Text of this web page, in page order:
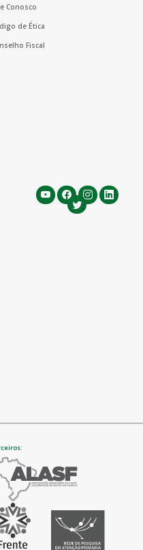
Conosco
de Ética
Fiscal